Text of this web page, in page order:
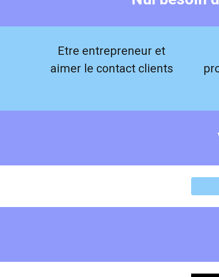
Etre entrepreneur et
aimer le contact clients